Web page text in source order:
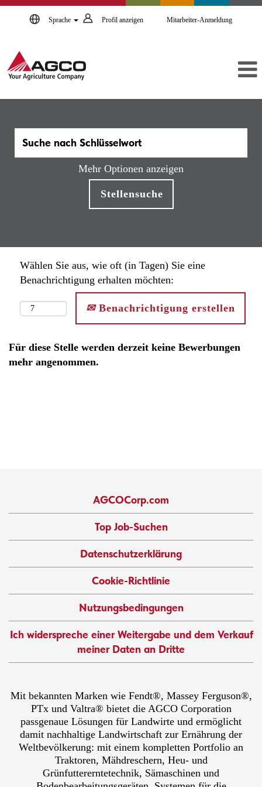
Sprache Profil anzeigen Mitarbeiter-Anmeldung
Mehr Optionen anzeigen
Wählen Sie aus, wie oft (in Tagen) Sie eine
Benachrichtigung erhalten möchten:
Benachrichtigung erstellen
Für diese Stelle werden derzeit keine Bewerbungen
mehr angenommen.
AGCOCorp.com
Top Job-Suchen
Datenschutzerklärung
Cookie-Richtlinie
Nutzungsbedingungen
Ich widerspreche einer Weitergabe und dem Verkauf
meiner Daten an Dritte
Mit bekannten Marken wie Fendt®, Massey Ferguson®,
PTx und Valtra® bietet die AGCO Corporation
passgenaue Lösungen für Landwirte und ermöglicht
damit nachhaltige Landwirtschaft zur Ernährung der
Weltbevölkerung: mit einem kompletten Portfolio an
Traktoren, Mähdreschern, Heu- und
Grünfuttererntetechnik, Sämaschinen und